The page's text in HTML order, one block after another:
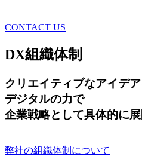
CONTACT US
DX組織体制
クリエイティブなアイデ
デジタルの力で
企業戦略として具体的に展
弊社の組織体制について